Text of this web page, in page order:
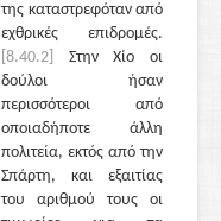
της καταστρεφόταν από
εχθρικές επιδρομές.
[8.40.2]
Στην Χίο οι
δούλοι ήσαν
περισσότεροι από
οποιαδήποτε άλλη
πολιτεία, εκτός από την
Σπάρτη, και εξαιτίας
του αριθμού τους οι